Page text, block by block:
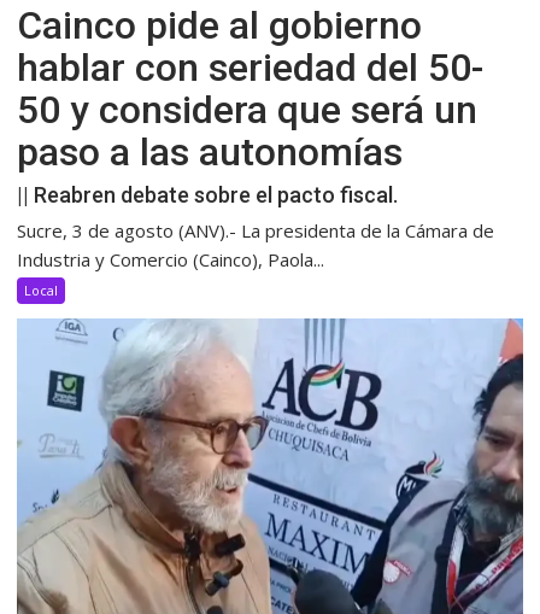
Cainco pide al gobierno
hablar con seriedad del 50-
50 y considera que será un
paso a las autonomías
|| Reabren debate sobre el pacto fiscal.
Sucre, 3 de agosto (ANV).- La presidenta de la Cámara de
Industria y Comercio (Cainco), Paola...
Local